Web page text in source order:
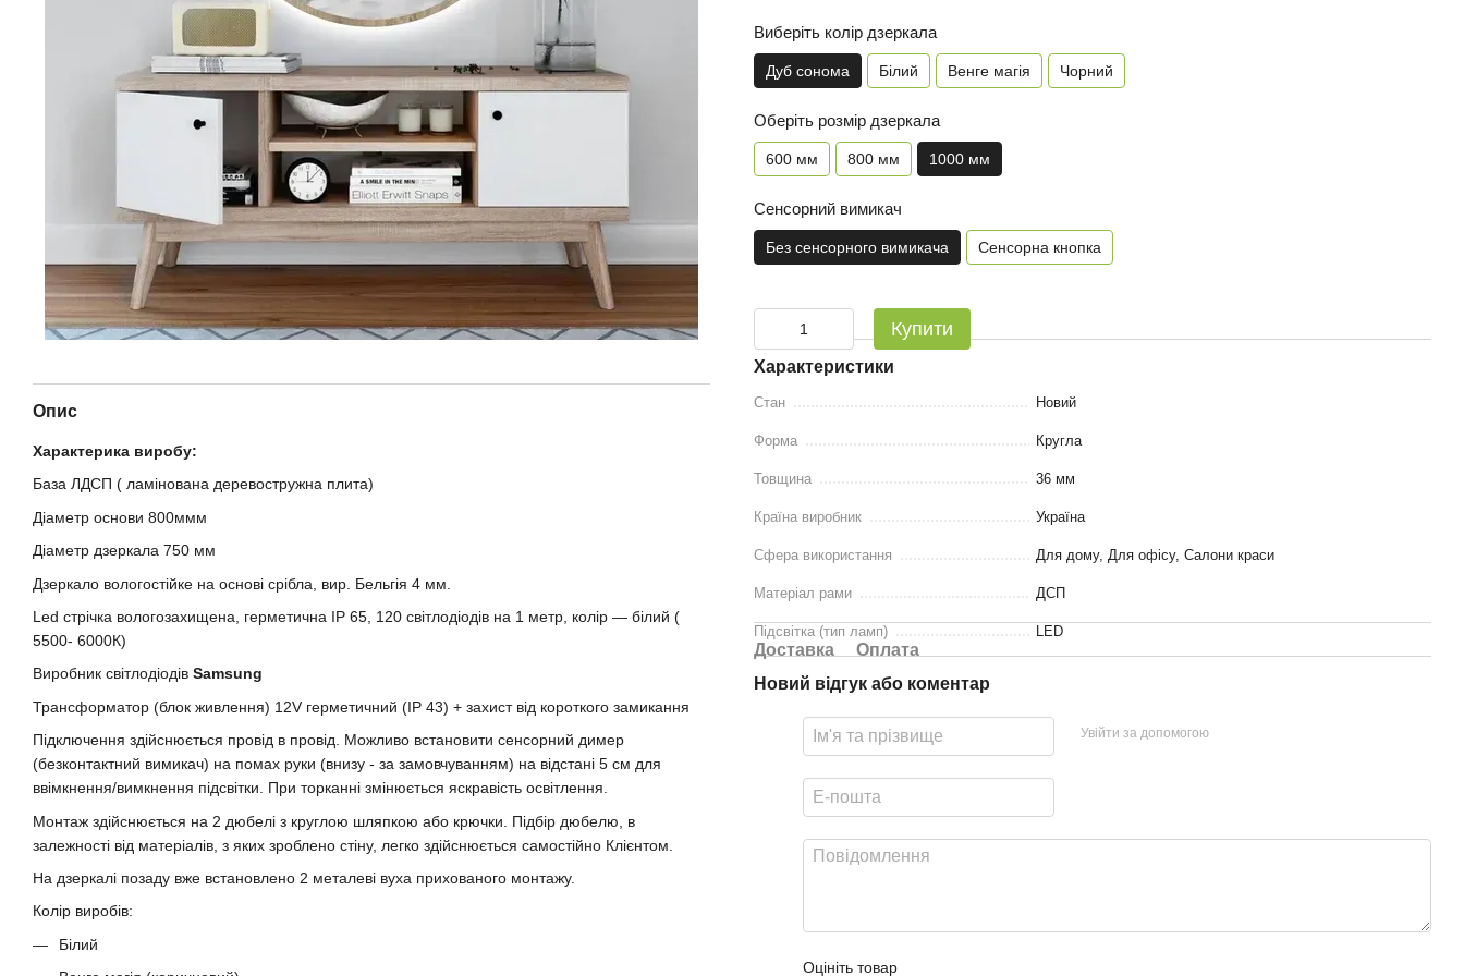
Опис
Характерика виробу:
База ЛДСП ( ламінована деревостружна плита)
Діаметр основи 800ммм
Діаметр дзеркала 750 мм
Дзеркало вологостійке на основі срібла, вир. Бельгія 4 мм.
Led стрічка вологозахищена, герметична IP 65, 120 світлодіодів на 1 метр, колір — білий (
5500- 6000К)
Виробник світлодіодів Samsung
Трансформатор (блок живлення) 12V герметичний (IP 43) + захист від короткого замикання
Підключення здійснюється провід в провід. Можливо встановити сенсорний димер
(безконтактний вимикач) на помах руки (внизу - за замовчуванням) на відстані 5 см для
ввімкнення/вимкнення підсвітки. При торканні змінюється яскравість освітлення.
Монтаж здійснюється на 2 дюбелі з круглою шляпкою або крючки. Підбір дюбелю, в
залежності від матеріалів, з яких зроблено стіну, легко здійснюється самостійно Клієнтом.
На дзеркалі позаду вже встановлено 2 металеві вуха прихованого монтажу.
Колір виробів:
Білий
Виберіть колір дзеркала
Дуб сонома Білий Венге магія Чорний
Оберіть розмір дзеркала
600 мм 800 мм 1000 мм
Сенсорний вимикач
Без сенсорного вимикача Сенсорна кнопка
Купити
Характеристики
Стан Новий
Форма Кругла
Товщина 36 мм
Країна виробник Україна
Сфера використання Для дому, Для офісу, Салони краси
Матеріал рами ДСП
Підсвітка (тип ламп) LED
Доставка
Оплата
Новий відгук або коментар
Увійти за допомогою
Оцініть товар